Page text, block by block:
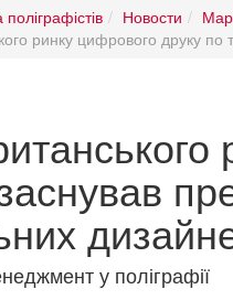
Новости
ринку цифрового друку
у поліграфії